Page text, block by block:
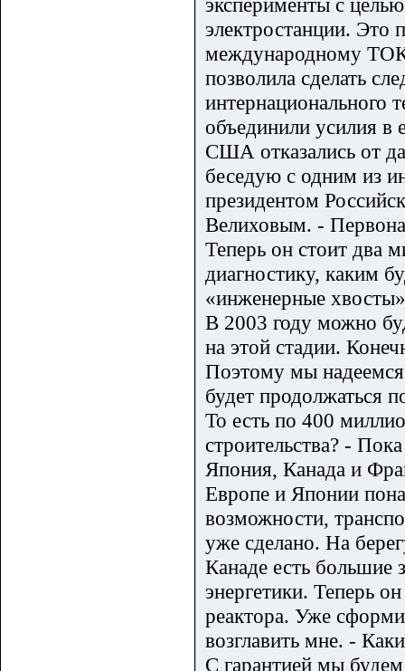
электростанции. Это
международному
позволила сделать
объединили усилия в
США отказались от
беседую с одним из
президентом
Велиховым. -
Теперь он стоит два
диагностику, каким
«инженерные
В 2003 году можно
на этой стадии.
Поэтому мы надеемся
будет продолжаться
То есть по 400
строительства? -
Япония, Канада и
Европе и Японии
возможности,
уже сделано. На
Канаде есть большие
энергетики. Теперь
реактора. Уже
возглавить мне. -
С гарантией мы будем